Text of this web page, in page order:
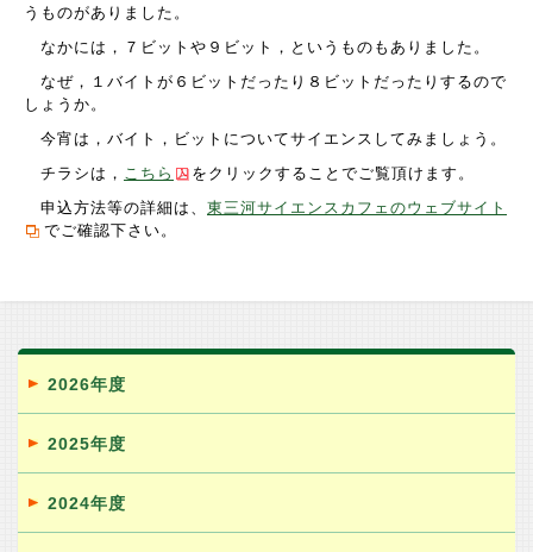
うものがありました。
なかには，７ビットや９ビット，というものもありました。
なぜ，１バイトが６ビットだったり８ビットだったりするので
しょうか。
今宵は，バイト，ビットについてサイエンスしてみましょう。
チラシは， こちら
をクリックすることでご覧頂けます。
申込方法等の詳細は、 東三河サイエンスカフェのウェブサイト
でご確認下さい。
2026年度
2025年度
2024年度